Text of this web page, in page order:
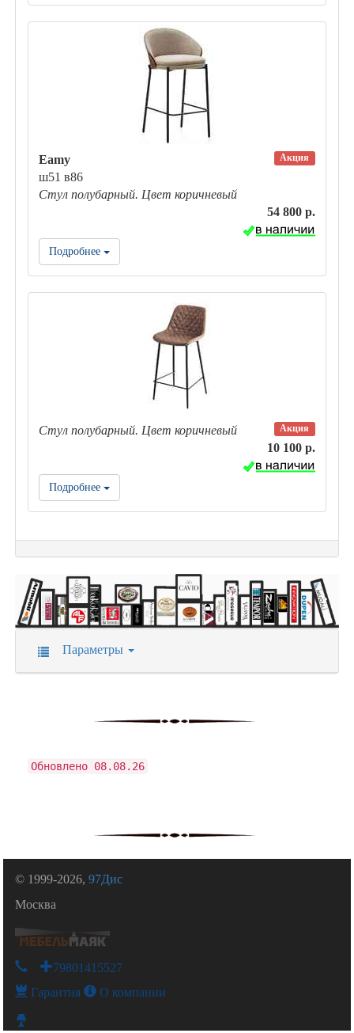
Акция
Eamy
ш51 в86
Стул полубарный. Цвет коричневый
54 800 р.
Подробнее
Акция
Стул полубарный. Цвет коричневый
10 100 р.
Подробнее
Параметры
Обновлено 08.08.26
© 1999-2026,97Дис
Москва
+79801415527
Гарантия О компании